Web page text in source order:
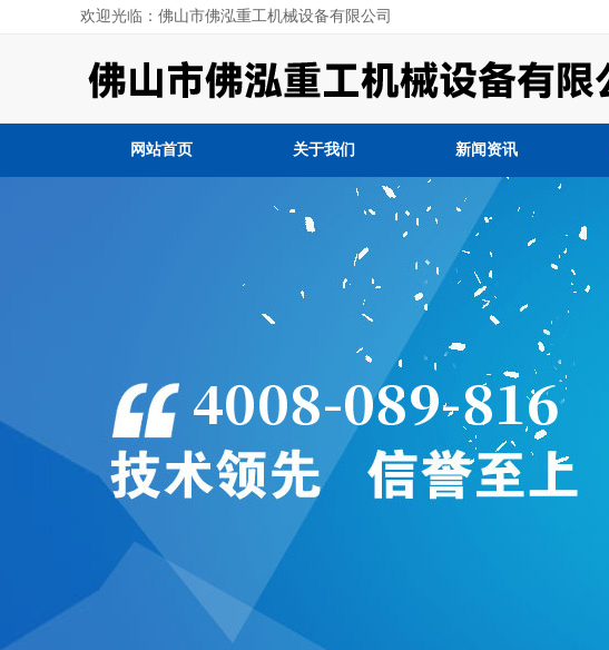
欢迎光临：佛山市佛泓重工机械设备有限公司
网站首页 关于我们 新闻资讯